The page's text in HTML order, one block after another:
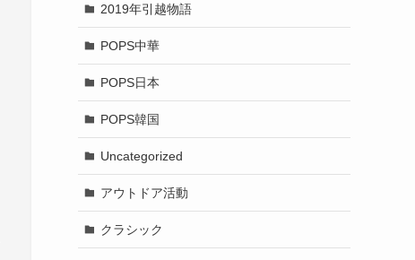
2019年引越物語
POPS中華
POPS日本
POPS韓国
Uncategorized
アウトドア活動
クラシック